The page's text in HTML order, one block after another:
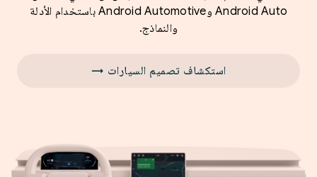
Android Auto وAndroid Automotive باستخدام الأدلة
والنماذج.
استكشاف تصميم السيارات →